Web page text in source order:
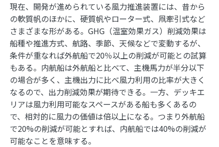
現在、開発が進められている風力推進装置には、昔から
の軟質帆のほかに、硬質帆やローター式、凧牽引式など
さまざまな形がある。GHG（温室効果ガス）削減効果は
船種や推進方式、航路、季節、天候などで変動するが、
条件が重なれば外航船で20％以上の削減が可能との試算
もある。内航船は外航船と比べて、主機馬力が半分以下
の場合が多く、主機出力に比べ風力利用の比率が大きく
なるので、出力削減効果が期待できる。一方、デッキエ
リアは風力利用可能なスペースがある船も多くあるの
で、相対的に風力の価値は倍以上になる。つまり外航船
で20%の削減が可能とすれば、内航船では40%の削減が
可能なことを意味する。